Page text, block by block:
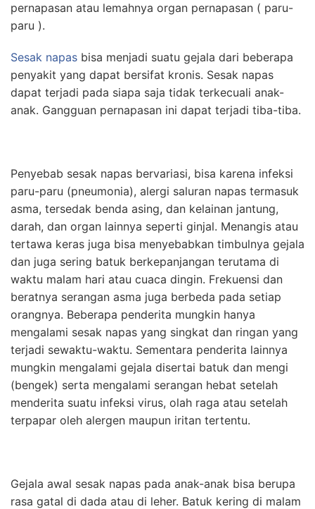
pernapasan atau lemahnya organ pernapasan ( paru-
paru ).
Sesak napas bisa menjadi suatu gejala dari beberapa
penyakit yang dapat bersifat kronis. Sesak napas
dapat terjadi pada siapa saja tidak terkecuali anak-
anak. Gangguan pernapasan ini dapat terjadi tiba-tiba.
Penyebab sesak napas bervariasi, bisa karena infeksi
paru-paru (pneumonia), alergi saluran napas termasuk
asma, tersedak benda asing, dan kelainan jantung,
darah, dan organ lainnya seperti ginjal. Menangis atau
tertawa keras juga bisa menyebabkan timbulnya gejala
dan juga sering batuk berkepanjangan terutama di
waktu malam hari atau cuaca dingin. Frekuensi dan
beratnya serangan asma juga berbeda pada setiap
orangnya. Beberapa penderita mungkin hanya
mengalami sesak napas yang singkat dan ringan yang
terjadi sewaktu-waktu. Sementara penderita lainnya
mungkin mengalami gejala disertai batuk dan mengi
(bengek) serta mengalami serangan hebat setelah
menderita suatu infeksi virus, olah raga atau setelah
terpapar oleh alergen maupun iritan tertentu.
Gejala awal sesak napas pada anak-anak bisa berupa
rasa gatal di dada atau di leher. Batuk kering di malam